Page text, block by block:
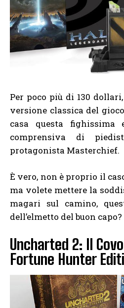
Per poco più di 130
versione classica del
casa questa fighissima
comprensiva di
protagonista Masterchief.
È vero, non è proprio il
ma volete mettere la
magari sul camino,
dell’elmetto del buon capo?
Uncharted 2: Il
Fortune Hunter